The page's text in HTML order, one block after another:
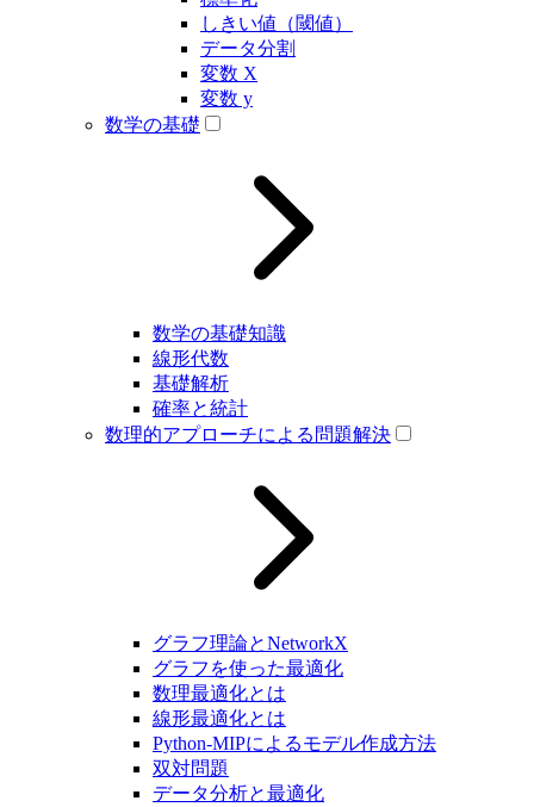
しきい値（閾値）
データ分割
変数 X
変数 y
数学の基礎
数学の基礎知識
線形代数
基礎解析
確率と統計
数理的アプローチによる問題解決
グラフ理論とNetworkX
グラフを使った最適化
数理最適化とは
線形最適化とは
Python-MIPによるモデル作成方法
双対問題
データ分析と最適化